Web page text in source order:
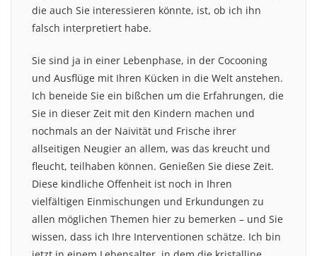
die auch Sie interessieren könnte, ist, ob ich ihn
falsch interpretiert habe.
Sie sind ja in einer Lebenphase, in der Cocooning
und Ausflüge mit Ihren Kücken in die Welt anstehen.
Ich beneide Sie ein bißchen um die Erfahrungen, die
Sie in dieser Zeit mit den Kindern machen und
nochmals an der Naivität und Frische ihrer
allseitigen Neugier an allem, was das kreucht und
fleucht, teilhaben können. Genießen Sie diese Zeit.
Diese kindliche Offenheit ist noch in Ihren
vielfältigen Einmischungen und Erkundungen zu
allen möglichen Themen hier zu bemerken – und Sie
wissen, dass ich Ihre Interventionen schätze. Ich bin